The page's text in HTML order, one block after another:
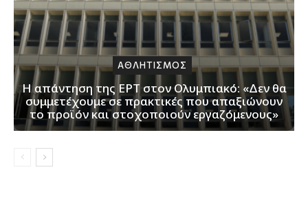
ΑΘΛΗΤΙΣΜΟΣ
Η απάντηση της ΕΡΤ στον Ολυμπιακό: «Δεν θα
συμμετέχουμε σε πρακτικές που απαξιώνουν
το προϊόν και στοχοποιούν εργαζόμενους»